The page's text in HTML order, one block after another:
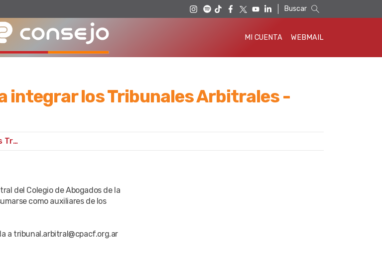
Buscar
MI CUENTA WEBMAIL
integrar los Tribunales Arbitrales -
Convocatoria de peritos para integrar los Tribunales Arbitrales - CPACF
del Colegio de Abogados de la
como auxiliares de los
a tribunal.arbitral@cpacf.org.ar